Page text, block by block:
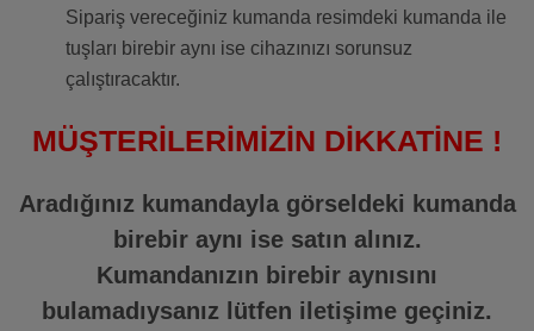
Sipariş vereceğiniz kumanda resimdeki kumanda ile
tuşları birebir aynı ise cihazınızı sorunsuz
çalıştıracaktır.
MÜŞTERİLERİMİZİN DİKKATİNE !
Aradığınız kumandayla görseldeki kumanda
birebir aynı ise satın alınız.
Kumandanızın birebir aynısını
bulamadıysanız lütfen iletişime geçiniz.